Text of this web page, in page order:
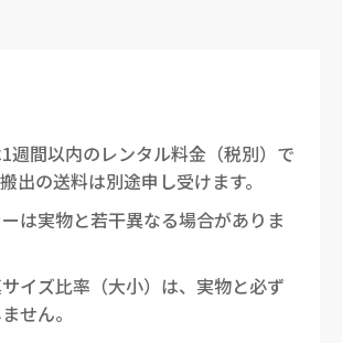
週間以内のレンタル料金（税別）で
出の送料は別途申し受けます。
は実物と若干異なる場合がありま
イズ比率（大小）は、実物と必ず
せん。